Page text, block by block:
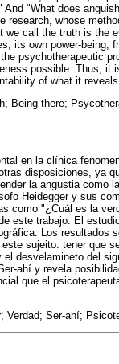
"What does
research, whose
we call the truth is the
its own power-being,
psychotherapeutic
possible. Thus,
of what it
Being-there;
en la clínica
disposiciones, ya
la angustia como
Heidegger y sus
como "¿Cuál es la
este trabajo. El
Los resultados
sujeito: tener que
desvelamineto del
ahí y revela
que el
Verdad; Ser-ahí;